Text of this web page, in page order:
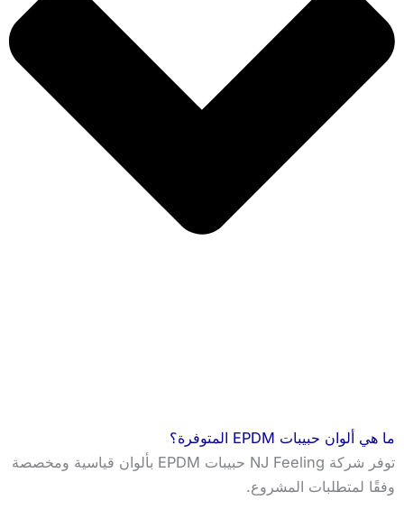
ما هي ألوان حبيبات EPDM المتوفرة؟
توفر شركة NJ Feeling حبيبات EPDM بألوان قياسية ومخصصة
وفقًا لمتطلبات المشروع.